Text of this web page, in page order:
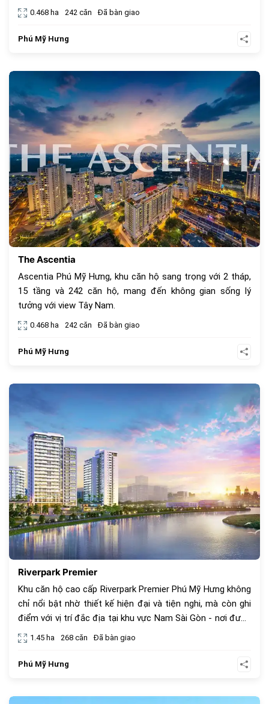
0.468 ha 242 căn Đã bàn giao
Phú Mỹ Hưng
The Ascentia
Ascentia Phú Mỹ Hưng, khu căn hộ sang trọng với 2 tháp,
15 tầng và 242 căn hộ, mang đến không gian sống lý
tưởng với view Tây Nam.
0.468 ha 242 căn Đã bàn giao
Phú Mỹ Hưng
Riverpark Premier
Khu căn hộ cao cấp Riverpark Premier Phú Mỹ Hưng không
chỉ nổi bật nhờ thiết kế hiện đại và tiện nghi, mà còn ghi
điểm với vị trí đắc địa tại khu vực Nam Sài Gòn - nơi được
xem là trái tim của sự phát triển đô thị. Với việc gần kề
lựa chọn lý tưởng cho những gia đình đang tìm kiếm một
1.45 ha 268 căn Đã bàn giao
Phú Mỹ Hưng